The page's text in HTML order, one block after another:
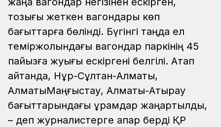
тозығы жеткен вагондары көп
бағыттарға бөлінді. Бүгінгі таңда ел
теміржолындағы вагондар паркінің 45
пайызға жуығы ескіргені белгілі. Атап
айтқанда, Нұр-Сұлтан-Алматы,
АлматыМаңғыстау, Алматы-Атырау
бағыттарындағы құрамдар жаңартылды,
– деп журналистерге ақпар берді ҚР